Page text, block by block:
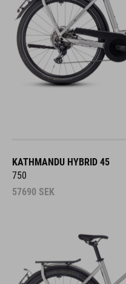
KATHMANDU HYBRID 45
750
57690 SEK